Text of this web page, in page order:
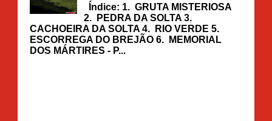
Índice: 1. GRUTA MISTERIOSA
2. PEDRA DA SOLTA 3.
CACHOEIRA DA SOLTA 4. RIO VERDE 5.
ESCORREGA DO BREJÃO 6. MEMORIAL
DOS MÁRTIRES - P...